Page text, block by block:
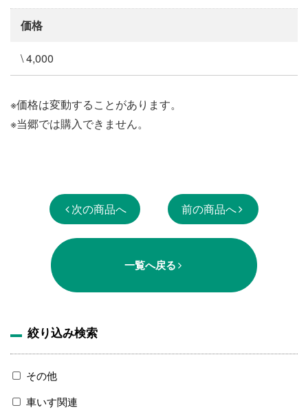
価格
\ 4,000
※価格は変動することがあります。
※当郷では購入できません。
次の商品へ 前の商品へ
一覧へ戻る
絞り込み検索
その他
車いす関連